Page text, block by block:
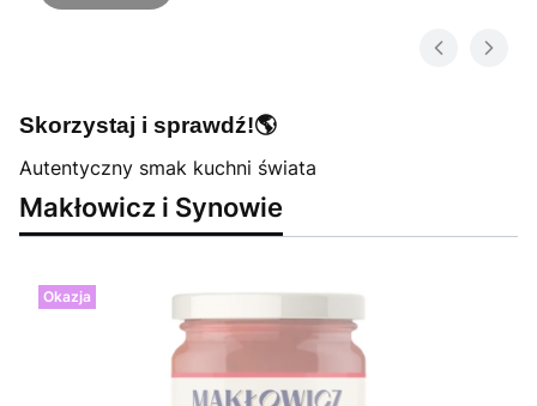
Skorzystaj i sprawdź!🌎
Autentyczny smak kuchni świata
Makłowicz i Synowie
Okazja